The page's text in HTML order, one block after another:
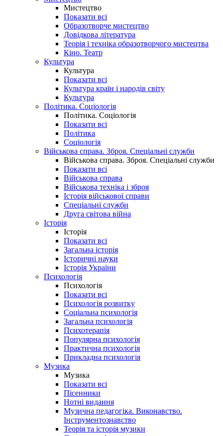
Мистецтво
Показати всі
Образотворче мистецтво
Довідкова література
Теорія і техніка образотворчого мистецтва
Кіно. Театр
Культура
Культура
Показати всі
Культура країн і народів світу
Культура
Політика. Соціологія
Політика. Соціологія
Показати всі
Політика
Соціологія
Військова справа. Зброя. Спеціальні служби
Військова справа. Зброя. Спеціальні служби
Показати всі
Військова справа
Військова техніка і зброя
Історія військової справи
Спеціальні служби
Друга світова війна
Історія
Історія
Показати всі
Загальна історія
Історичні науки
Історія України
Психологія
Психологія
Показати всі
Психологія розвитку
Соціальна психологія
Загальна психологія
Психотерапія
Популярна психологія
Практична психологія
Прикладна психологія
Музика
Музика
Показати всі
Пісенники
Нотні видання
Музична педагогіка. Виконавство.
Інструментознавство
Теорія та історія музики